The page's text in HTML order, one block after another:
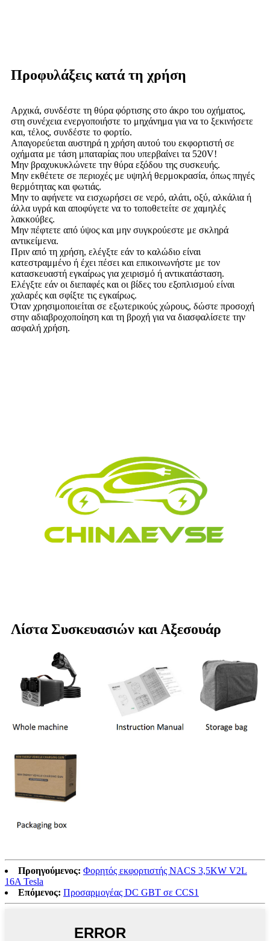
Προφυλάξεις κατά τη χρήση
Αρχικά, συνδέστε τη θύρα φόρτισης στο άκρο του οχήματος,
στη συνέχεια ενεργοποιήστε το μηχάνημα για να το ξεκινήσετε
και, τέλος, συνδέστε το φορτίο.
Απαγορεύεται αυστηρά η χρήση αυτού του εκφορτιστή σε
οχήματα με τάση μπαταρίας που υπερβαίνει τα 520V!
Μην βραχυκυκλώνετε την θύρα εξόδου της συσκευής.
Μην εκθέτετε σε περιοχές με υψηλή θερμοκρασία, όπως πηγές
θερμότητας και φωτιάς.
Μην το αφήνετε να εισχωρήσει σε νερό, αλάτι, οξύ, αλκάλια ή
άλλα υγρά και αποφύγετε να το τοποθετείτε σε χαμηλές
λακκούβες.
Μην πέφτετε από ύψος και μην συγκρούεστε με σκληρά
αντικείμενα.
Πριν από τη χρήση, ελέγξτε εάν το καλώδιο είναι
κατεστραμμένο ή έχει πέσει και επικοινωνήστε με τον
κατασκευαστή εγκαίρως για χειρισμό ή αντικατάσταση.
Ελέγξτε εάν οι διεπαφές και οι βίδες του εξοπλισμού είναι
χαλαρές και σφίξτε τις εγκαίρως.
Όταν χρησιμοποιείται σε εξωτερικούς χώρους, δώστε προσοχή
στην αδιαβροχοποίηση και τη βροχή για να διασφαλίσετε την
ασφαλή χρήση.
Λίστα Συσκευασιών και Αξεσουάρ
Προηγούμενος: Φορητός εκφορτιστής NACS 3,5KW V2L
16A Tesla
Επόμενος: Προσαρμογέας DC GBT σε CCS1